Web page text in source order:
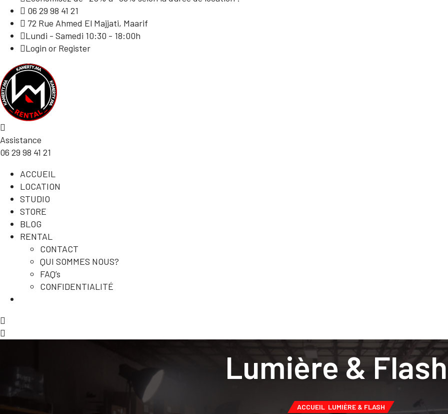
06 29 98 41 21
72 Rue Ahmed El Majjati, Maarif
Lundi - Samedi 10:30 - 18:00h
Login or Register
Assistance
06 29 98 41 21
ACCUEIL
LOCATION
STUDIO
STORE
BLOG
RENTAL
CONTACT
QUI SOMMES NOUS?
FAQ’s
CONFIDENTIALITÉ
Lumière & Flash
ACCUEIL LUMIÈRE & FLASH